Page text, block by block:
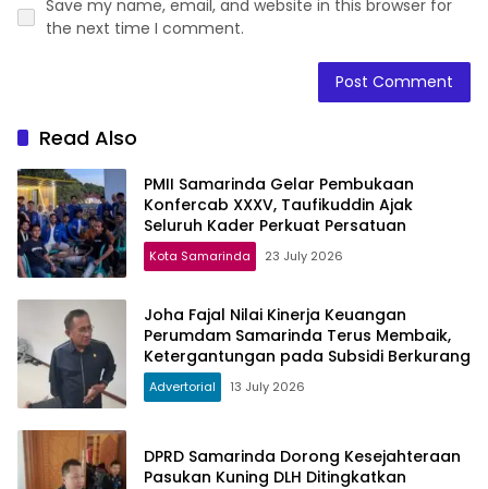
Save my name, email, and website in this browser for
the next time I comment.
Read Also
PMII Samarinda Gelar Pembukaan
Konfercab XXXV, Taufikuddin Ajak
Seluruh Kader Perkuat Persatuan
Kota Samarinda 23 July 2026
Joha Fajal Nilai Kinerja Keuangan
Perumdam Samarinda Terus Membaik,
Ketergantungan pada Subsidi Berkurang
Advertorial 13 July 2026
DPRD Samarinda Dorong Kesejahteraan
Pasukan Kuning DLH Ditingkatkan